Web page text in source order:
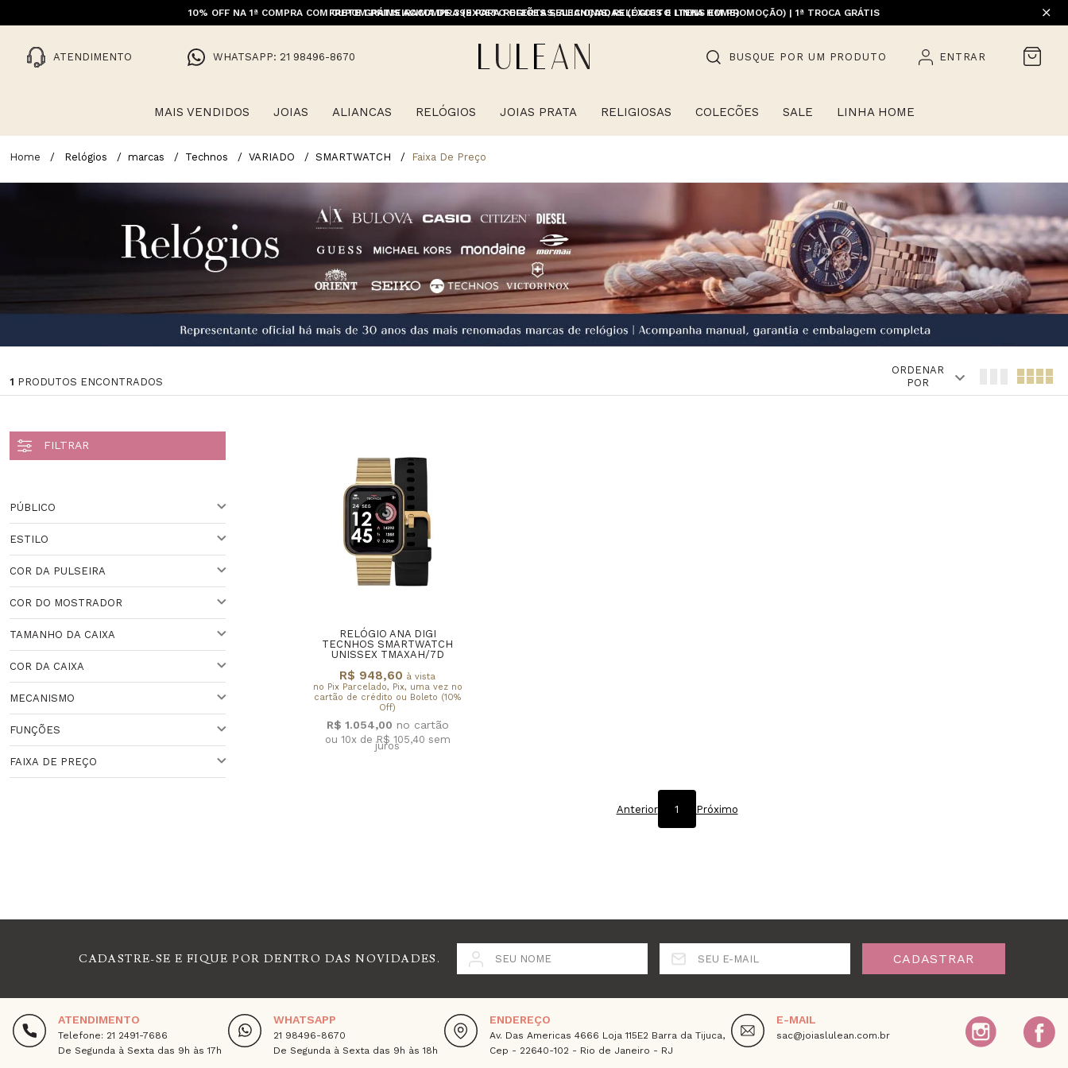
10% OFF NA 1ª COMPRA COM CUPOM PRIMEIRACOMPRA (EXCETO OFERTAS, ALIANÇAS, RELÓGIOS E ITENS EM PROMOÇÃO) | 1ª TROCA GRÁTIS
FRETE GRÁTIS ACIMA DE 399 PARA REGIÕES SELECIONADAS (EXCETO LINHA HOME)
ATENDIMENTO WHATSAPP: 21 98496-8670 BUSQUE POR UM PRODUTO ENTRAR
MAIS VENDIDOS JOIAS ALIANCAS RELÓGIOS JOIAS PRATA RELIGIOSAS COLECÕES SALE LINHA HOME
Relógios marcas Technos VARIADO SMARTWATCH Faixa De Preço
1 PRODUTOS ENCONTRADOS
ORDENAR
POR
PÚBLICO
ESTILO
COR DA PULSEIRA
COR DO MOSTRADOR
TAMANHO DA CAIXA
COR DA CAIXA
MECANISMO
SMARTWATCH
FUNÇÕES
SMARTWATCH
FAIXA DE PREÇO
RELÓGIO ANA DIGI
TECNHOS SMARTWATCH
UNISSEX TMAXAH/7D
R$ 948,60 à vista
no Pix Parcelado, Pix, uma vez no
cartão de crédito ou Boleto (10%
Off)
R$ 1.054,00
ou 10x de R$ 105,40 sem
juros
Anterior 1 Próximo
CADASTRE-SE E FIQUE POR DENTRO DAS NOVIDADES. SEU NOME SEU E-MAIL CADASTRAR
ATENDIMENTO
Telefone: 21 2491-7686
De Segunda à Sexta das 9h às 17h
WHATSAPP
21 98496-8670
De Segunda à Sexta das 9h às 18h
ENDEREÇO
Av. Das Americas 4666 Loja 115E2 Barra da Tijuca,
Cep - 22640-102 - Rio de Janeiro - RJ
E-MAIL
sac@joiaslulean.com.br